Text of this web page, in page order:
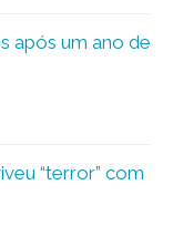
após um ano de
“terror” com